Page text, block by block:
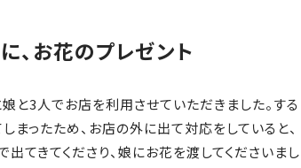
、お花のプレゼント
と3人でお店を利用させていただきました。する
まったため、お店の外に出て対応をしていると、
てきてくださり、娘にお花を渡してくださいまし